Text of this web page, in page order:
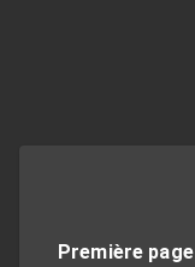
Première page